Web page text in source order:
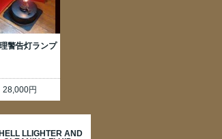
警告灯ランプ
28,000円
LLIGHTER AND